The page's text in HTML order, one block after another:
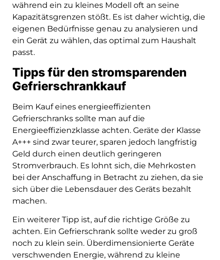
während ein zu kleines Modell oft an seine
Kapazitätsgrenzen stößt. Es ist daher wichtig, die
eigenen Bedürfnisse genau zu analysieren und
ein Gerät zu wählen, das optimal zum Haushalt
passt.
Tipps für den stromsparenden
Gefrierschrankkauf
Beim Kauf eines energieeffizienten
Gefrierschranks sollte man auf die
Energieeffizienzklasse achten. Geräte der Klasse
A+++ sind zwar teurer, sparen jedoch langfristig
Geld durch einen deutlich geringeren
Stromverbrauch. Es lohnt sich, die Mehrkosten
bei der Anschaffung in Betracht zu ziehen, da sie
sich über die Lebensdauer des Geräts bezahlt
machen.
Ein weiterer Tipp ist, auf die richtige Größe zu
achten. Ein Gefrierschrank sollte weder zu groß
noch zu klein sein. Überdimensionierte Geräte
verschwenden Energie, während zu kleine